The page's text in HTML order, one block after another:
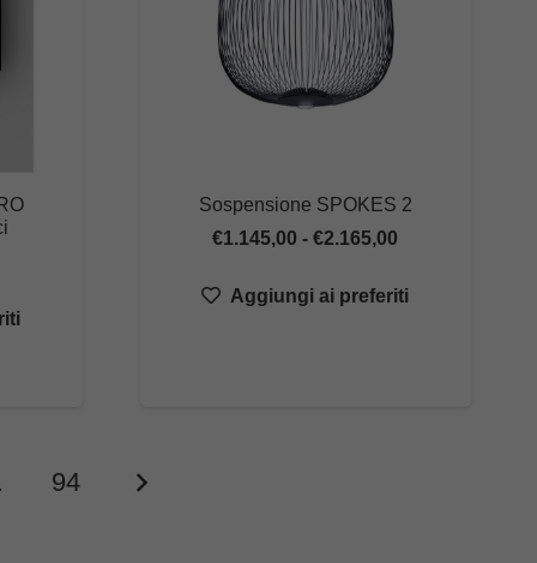
Sospensione SPOKES 2
€1.145,00 - €2.165,00
prezzo:
Aggiungi ai preferiti
94